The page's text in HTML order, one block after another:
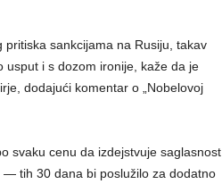
sankcijama na Rusiju, takav
i s dozom ironije, kaže da je
dodajući komentar o „Nobelovoj
svaku cenu da izdejstvuje saglasnost
tih 30 dana bi poslužilo za dodatno